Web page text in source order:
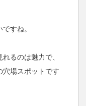
すね。
るのは魅力で、
穴場スポットです